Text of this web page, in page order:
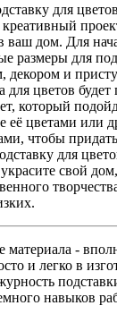
для
ваш дом. Для
размеры для
декором и
для цветов
который
её цветами или
чтобы
для
свой
материала -
и легко в
навыков